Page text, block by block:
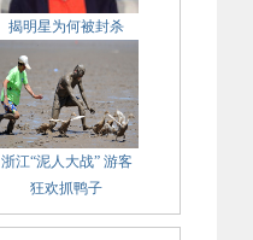
揭明星为何被封杀
浙江“泥人大战” 游客
狂欢抓鸭子